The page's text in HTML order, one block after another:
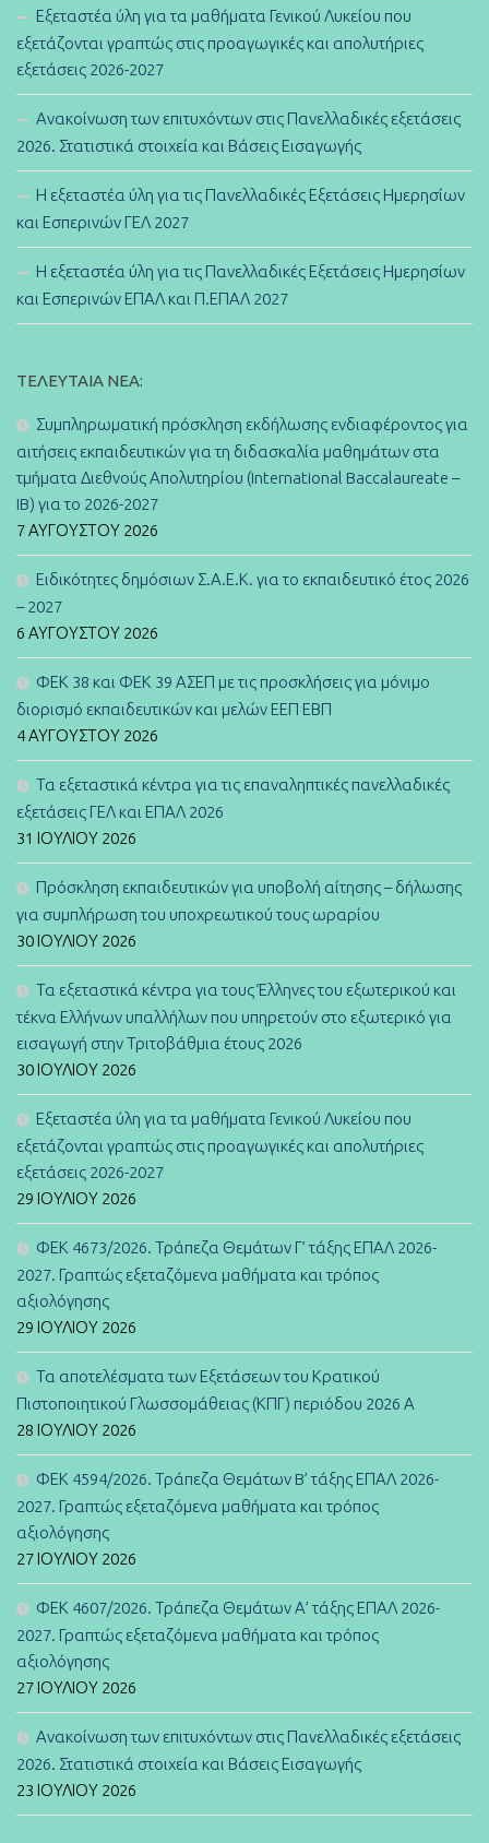
Εξεταστέα ύλη για τα μαθήματα Γενικού Λυκείου που
εξετάζονται γραπτώς στις προαγωγικές και απολυτήριες
εξετάσεις 2026-2027
Ανακοίνωση των επιτυχόντων στις Πανελλαδικές εξετάσεις
2026. Στατιστικά στοιχεία και Βάσεις Εισαγωγής
Η εξεταστέα ύλη για τις Πανελλαδικές Εξετάσεις Ημερησίων
και Εσπερινών ΓΕΛ 2027
Η εξεταστέα ύλη για τις Πανελλαδικές Εξετάσεις Ημερησίων
και Εσπερινών ΕΠΑΛ και Π.ΕΠΑΛ 2027
ΤΕΛΕΥΤΑΊΑ ΝΈΑ:
Συμπληρωματική πρόσκληση εκδήλωσης ενδιαφέροντος για
αιτήσεις εκπαιδευτικών για τη διδασκαλία μαθημάτων στα
τμήματα Διεθνούς Απολυτηρίου (International Baccalaureate –
IB) για το 2026-2027
7 ΑΥΓΟΎΣΤΟΥ 2026
Ειδικότητες δημόσιων Σ.Α.Ε.Κ. για το εκπαιδευτικό έτος 2026
– 2027
6 ΑΥΓΟΎΣΤΟΥ 2026
ΦΕΚ 38 και ΦΕΚ 39 ΑΣΕΠ με τις προσκλήσεις για μόνιμο
διορισμό εκπαιδευτικών και μελών ΕΕΠ ΕΒΠ
4 ΑΥΓΟΎΣΤΟΥ 2026
Τα εξεταστικά κέντρα για τις επαναληπτικές πανελλαδικές
εξετάσεις ΓΕΛ και ΕΠΑΛ 2026
31 ΙΟΥΛΊΟΥ 2026
Πρόσκληση εκπαιδευτικών για υποβολή αίτησης – δήλωσης
για συμπλήρωση του υποχρεωτικού τους ωραρίου
30 ΙΟΥΛΊΟΥ 2026
Τα εξεταστικά κέντρα για τους Έλληνες του εξωτερικού και
τέκνα Ελλήνων υπαλλήλων που υπηρετούν στο εξωτερικό για
εισαγωγή στην Τριτοβάθμια έτους 2026
30 ΙΟΥΛΊΟΥ 2026
Εξεταστέα ύλη για τα μαθήματα Γενικού Λυκείου που
εξετάζονται γραπτώς στις προαγωγικές και απολυτήριες
εξετάσεις 2026-2027
29 ΙΟΥΛΊΟΥ 2026
ΦΕΚ 4673/2026. Τράπεζα Θεμάτων Γ’ τάξης ΕΠΑΛ 2026-
2027. Γραπτώς εξεταζόμενα μαθήματα και τρόπος
αξιολόγησης
29 ΙΟΥΛΊΟΥ 2026
Τα αποτελέσματα των Εξετάσεων του Κρατικού
Πιστοποιητικού Γλωσσομάθειας (ΚΠΓ) περιόδου 2026 Α
28 ΙΟΥΛΊΟΥ 2026
ΦΕΚ 4594/2026. Τράπεζα Θεμάτων B’ τάξης ΕΠΑΛ 2026-
2027. Γραπτώς εξεταζόμενα μαθήματα και τρόπος
αξιολόγησης
27 ΙΟΥΛΊΟΥ 2026
ΦΕΚ 4607/2026. Τράπεζα Θεμάτων Α’ τάξης ΕΠΑΛ 2026-
2027. Γραπτώς εξεταζόμενα μαθήματα και τρόπος
αξιολόγησης
27 ΙΟΥΛΊΟΥ 2026
Ανακοίνωση των επιτυχόντων στις Πανελλαδικές εξετάσεις
2026. Στατιστικά στοιχεία και Βάσεις Εισαγωγής
23 ΙΟΥΛΊΟΥ 2026